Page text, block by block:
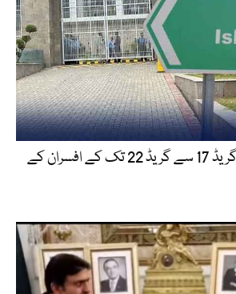
اسلام آباد ہائیکورٹ: گریڈ 17 سے گریڈ 22 تک کے افسران کے